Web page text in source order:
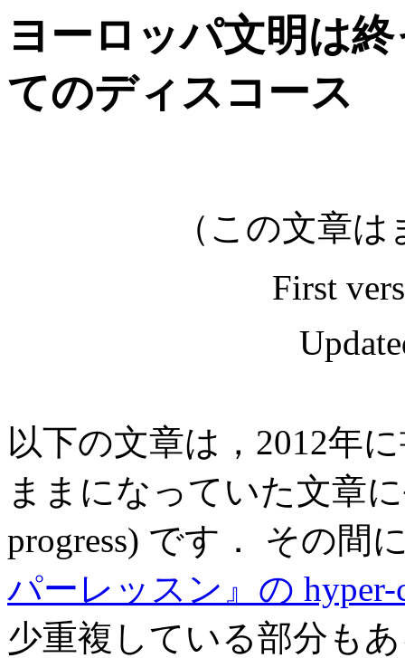
ヨーロッパ文明は
てのディスコース
（この文章
First
以下の文章は，2012年
ままになっていた文章
progress) です． その間
パーレッスン』の hyper-
少重複している部分も